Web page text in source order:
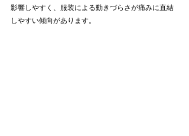
影響しやすく、服装による動きづらさが痛みに直結
しやすい傾向があります。